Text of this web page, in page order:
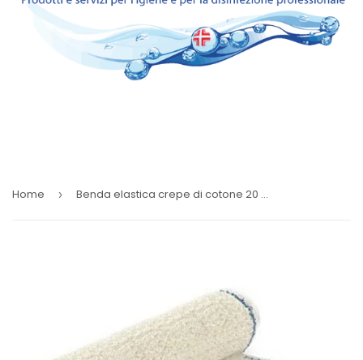
Home › Benda elastica crepe di cotone 20 cm x 5 m